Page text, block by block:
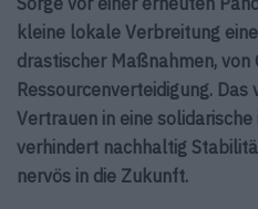
kleine lokale Verbreitung
drastischer Maßnahmen,
Ressourcenverteidigung.
Vertrauen in eine
verhindert nachhaltig
nervös in die Zukunft.